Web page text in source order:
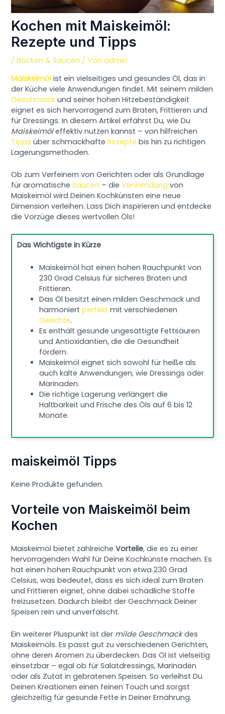
Kochen mit Maiskeimöl:
Rezepte und Tipps
/Backen & Saucen / Vonadmin
Maiskeimöl ist ein vielseitiges und gesundes Öl, das in
der Küche viele Anwendungen findet. Mit seinem milden
Geschmack und seiner hohen Hitzebeständigkeit
eignet es sich hervorragend zum Braten, Frittieren und
für Dressings. In diesem Artikel erfährst Du, wie Du
Maiskeimöleffektiv nutzen kannst – von hilfreichen
Tipps über schmackhafteRezepte bis hin zu richtigen
Lagerungsmethoden.
Ob zum Verfeinern von Gerichten oder als Grundlage
für aromatischeSaucen – dieVerwendung von
Maiskeimöl wird Deinen Kochkünsten eine neue
Dimension verleihen. Lass Dich inspirieren und entdecke
die Vorzüge dieses wertvollen Öls!
Das Wichtigste in Kürze
Maiskeimöl hat einen hohen Rauchpunkt von
230 Grad Celsius für sicheres Braten und
Frittieren.
Das Öl besitzt einen milden Geschmack und
harmoniertperfekt mit verschiedenen
Gerichte.
Es enthält gesunde ungesättigte Fettsäuren
und Antioxidantien, die die Gesundheit
fördern.
Maiskeimöl eignet sich sowohl für heiße als
auch kalte Anwendungen, wie Dressings oder
Marinaden.
Die richtige Lagerung verlängert die
Haltbarkeit und Frische des Öls auf 6 bis 12
Monate.
maiskeimöl Tipps
Keine Produkte gefunden.
Vorteile von Maiskeimöl beim
Kochen
Maiskeimöl bietet zahlreicheVorteile, die es zu einer
hervorragenden Wahl für Deine Kochkünste machen. Es
hat einen hohen Rauchpunkt von etwa 230 Grad
Celsius, was bedeutet, dass es sich ideal zum Braten
und Frittieren eignet, ohne dabei schädliche Stoffe
freizusetzen. Dadurch bleibt der Geschmack Deiner
Speisen rein und unverfälscht.
Ein weiterer Pluspunkt ist der milde Geschmackdes
Maiskeimöls. Es passt gut zu verschiedenen Gerichten,
ohne deren Aromen zu überdecken. Das Öl ist vielseitig
einsetzbar – egal ob für Salatdressings, Marinaden
oder als Zutat in gebratenen Speisen. So verleihst Du
Deinen Kreationen einen feinen Touch und sorgst
gleichzeitig für gesunde Fette in Deiner Ernährung.